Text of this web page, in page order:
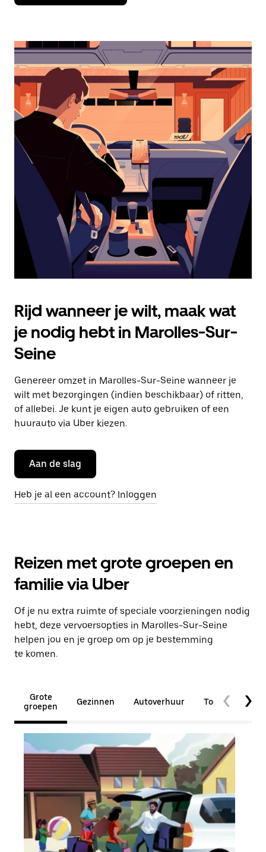
de
de
te
openen
een
datum
te
selecteren.
Druk
Escape
agenda
te
sluiten.
Rijd wanneer je wilt, maak wat
je nodig hebt in Marolles-Sur-
Seine
Genereer omzet in Marolles-Sur-Seine wanneer je
wilt met bezorgingen (indien beschikbaar) of ritten,
of allebei. Je kunt je eigen auto gebruiken of een
huurauto via Uber kiezen.
Aan de slag
Heb je al een account? Inloggen
Reizen met grote groepen en
familie via Uber
Of je nu extra ruimte of speciale voorzieningen nodig
hebt, deze vervoersopties in Marolles-Sur-Seine
helpen jou en je groep om op je bestemming
te komen.
Grote
groepen
Gezinnen Autoverhuur